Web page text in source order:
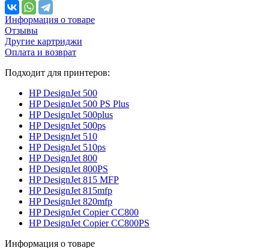
Информация о товаре
Отзывы
Другие картриджи
Оплата и возврат
Подходит для принтеров:
HP DesignJet 500
HP DesignJet 500 PS Plus
HP DesignJet 500plus
HP DesignJet 500ps
HP DesignJet 510
HP DesignJet 510ps
HP DesignJet 800
HP DesignJet 800PS
HP DesignJet 815 MFP
HP DesignJet 815mfp
HP DesignJet 820mfp
HP DesignJet Copier CC800
HP DesignJet Copier CC800PS
Информация о товаре